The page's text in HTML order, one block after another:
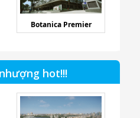
Botanica Premier
hot!!!